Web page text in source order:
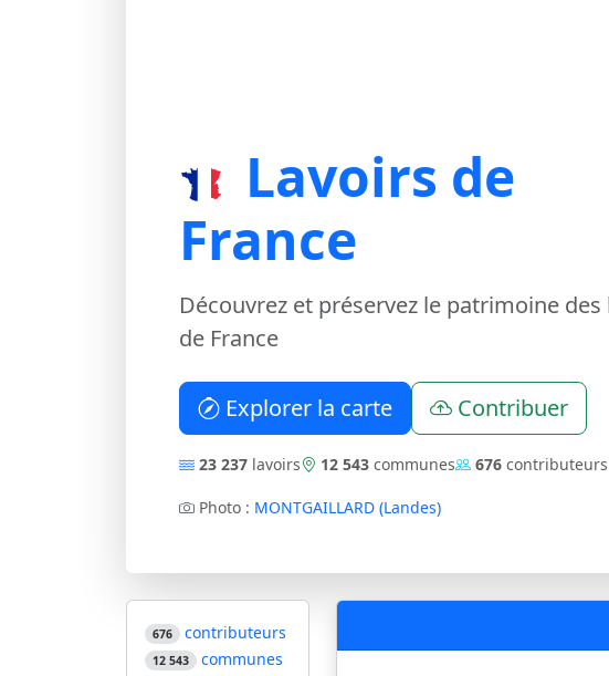
Lavoirs de
France
Découvrez et préservez le patrimoine des
de France
Explorer la carte Contribuer
23 237 lavoirs 12 543 communes 676 contributeurs
Photo : MONTGAILLARD (Landes)
676 contributeurs
12 543 communes